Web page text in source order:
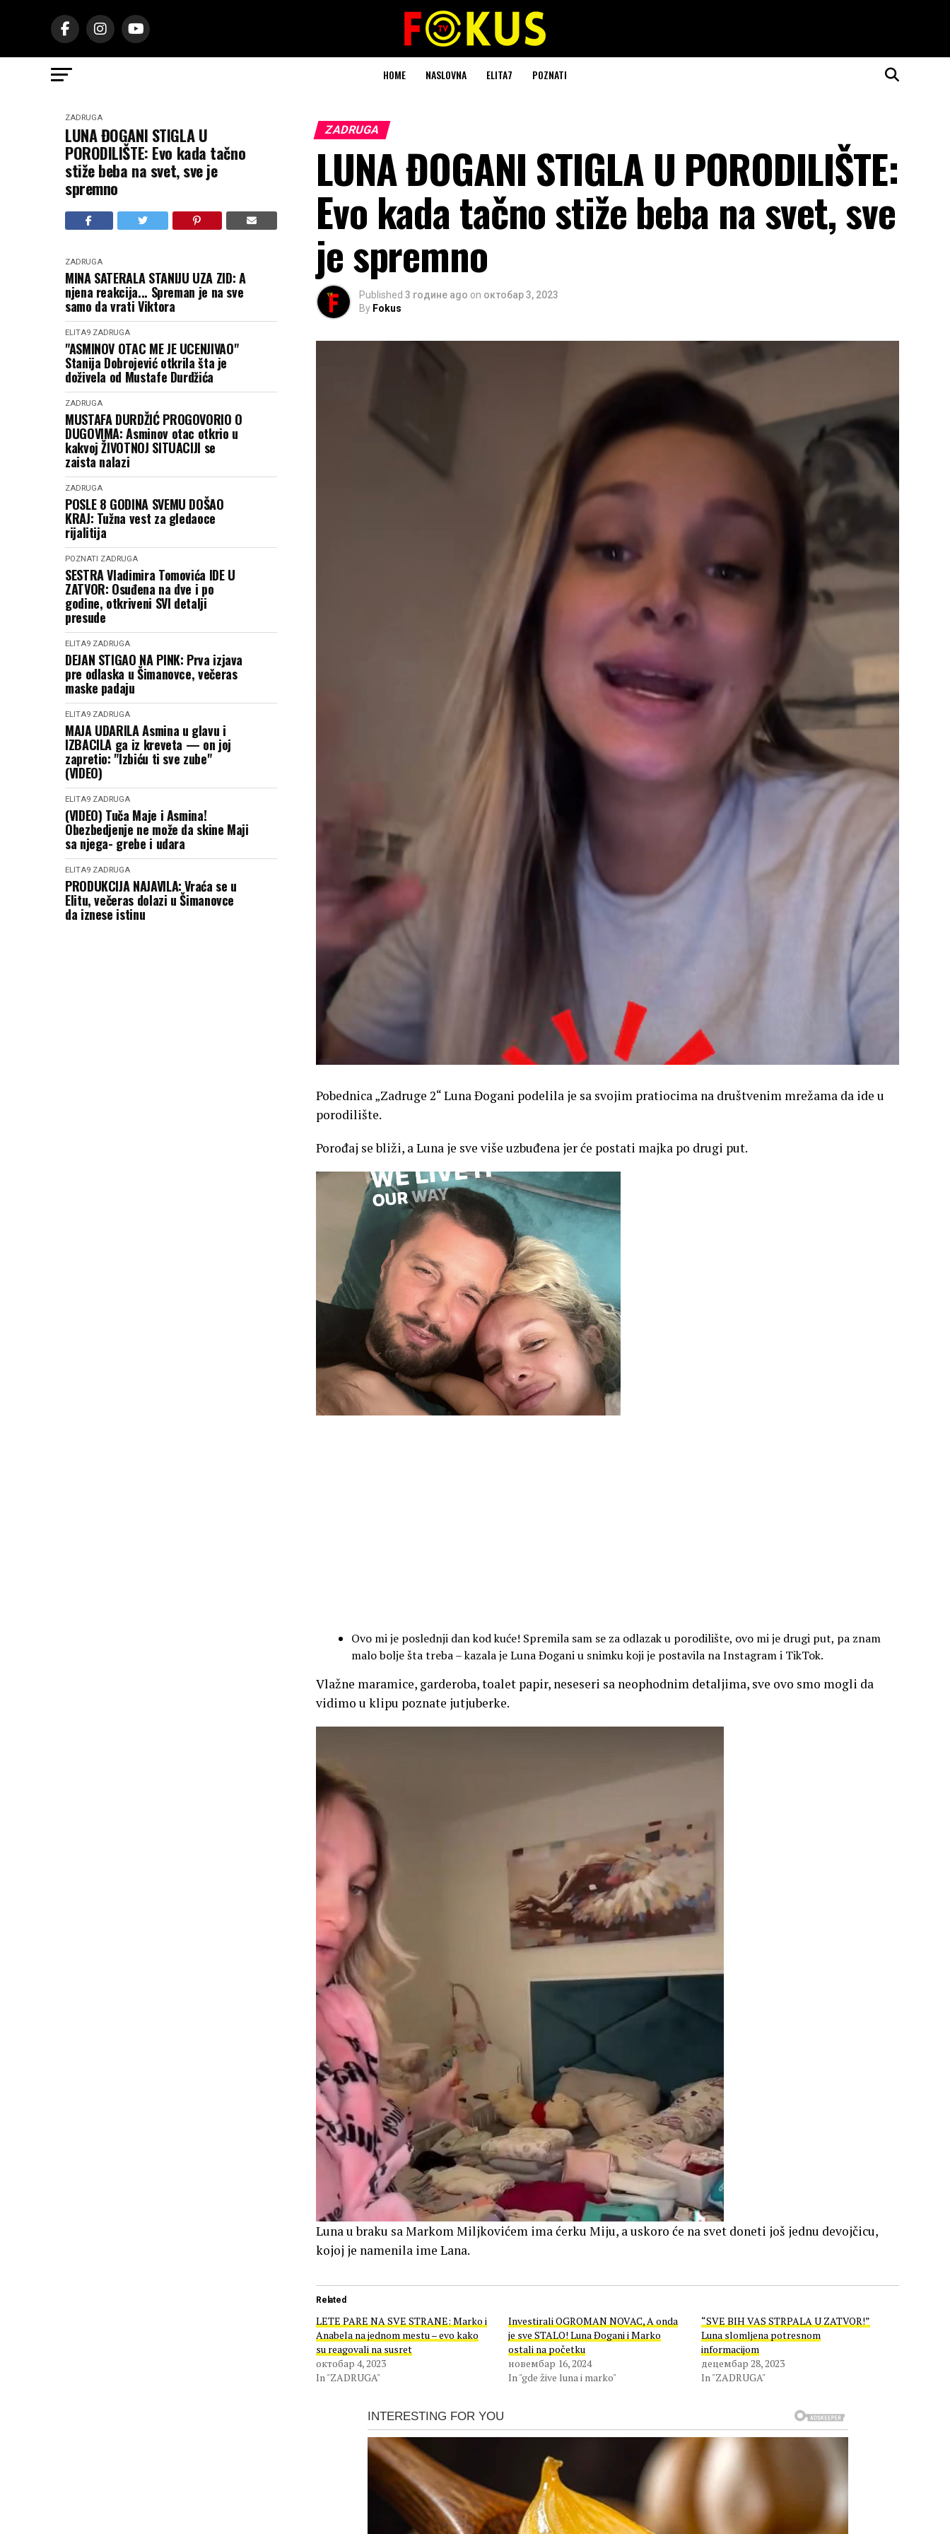
HOME NASLOVNA ELITA7 POZNATI
ZADRUGA
LUNA ĐOGANI STIGLA U
PORODILIŠTE: Evo kada tačno
stiže beba na svet, sve je
spremno
ZADRUGA
MINA SATERALA STANIJU UZA ZID: A
njena reakcija... Spreman je na sve
samo da vrati Viktora
ELITA9 ZADRUGA
"ASMINOV OTAC ME JE UCENJIVAO"
Stanija Dobrojević otkrila šta je
doživela od Mustafe Durdžića
ZADRUGA
MUSTAFA DURDŽIĆ PROGOVORIO O
DUGOVIMA: Asminov otac otkrio u
kakvoj ŽIVOTNOJ SITUACIJI se
zaista nalazi
ZADRUGA
POSLE 8 GODINA SVEMU DOŠAO
KRAJ: Tužna vest za gledaoce
rijalitija
POZNATI ZADRUGA
SESTRA Vladimira Tomovića IDE U
ZATVOR: Osuđena na dve i po
godine, otkriveni SVI detalji
presude
ELITA9 ZADRUGA
DEJAN STIGAO NA PINK: Prva izjava
pre odlaska u Šimanovce, večeras
maske padaju
ELITA9 ZADRUGA
MAJA UDARILA Asmina u glavu i
IZBACILA ga iz kreveta — on joj
zapretio: "Izbiću ti sve zube"
(VIDEO)
ELITA9 ZADRUGA
(VIDEO) Tuča Maje i Asmina!
Obezbedjenje ne može da skine Maji
sa njega- grebe i udara
ELITA9 ZADRUGA
PRODUKCIJA NAJAVILA: Vraća se u
Elitu, večeras dolazi u Šimanovce
da iznese istinu
ZADRUGA
LUNA ĐOGANI STIGLA U PORODILIŠTE:
Evo kada tačno stiže beba na svet, sve
je spremno
Published 3 године ago on октобар 3, 2023
By Fokus
Pobednica „Zadruge 2“ Luna Đogani podelila je sa svojim pratiocima na društvenim mrežama da ide u
porodilište.
Porođaj se bliži, a Luna je sve više uzbuđena jer će postati majka po drugi put.
Ovo mi je poslednji dan kod kuće! Spremila sam se za odlazak u porodilište, ovo mi je drugi put, pa znam
malo bolje šta treba – kazala je Luna Đogani u snimku koji je postavila na Instagram i TikTok.
Vlažne maramice, garderoba, toalet papir, neseseri sa neophodnim detaljima, sve ovo smo mogli da
vidimo u klipu poznate jutjuberke.
Luna u braku sa Markom Miljkovićem ima ćerku Miju, a uskoro će na svet doneti još jednu devojčicu,
kojoj je namenila ime Lana.
Related
LETE PARE NA SVE STRANE: Marko i
Anabela na jednom mestu – evo kako
su reagovali na susret
октобар 4, 2023
In "ZADRUGA"
Investirali OGROMAN NOVAC, A onda
je sve STALO! Luna Đogani i Marko
ostali na početku
новембар 16, 2024
In "gde žive luna i marko"
“SVE BIH VAS STRPALA U ZATVOR!”
Luna slomljena potresnom
informacijom
децембар 28, 2023
In "ZADRUGA"